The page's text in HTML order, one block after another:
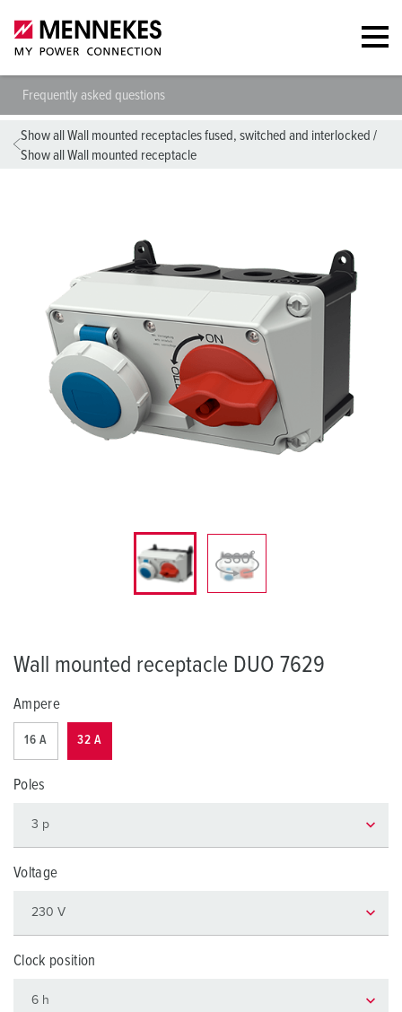
Frequently asked questions
Show all Wall mounted receptacles fused, switched and interlocked /
Show all Wall mounted receptacle
Wall mounted receptacle DUO 7629
Ampere
16 A 32 A
Poles
Voltage
Clock position